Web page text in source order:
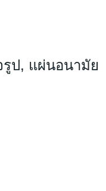
รูป, แผ่นอนามัย